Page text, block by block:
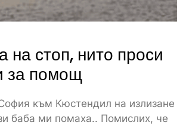
на стоп, нито проси
за помощ
към Кюстендил на излизане
баба ми помаха.. Помислих, че